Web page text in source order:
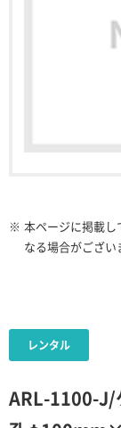
※ 本ページに掲載し
なる場合がござい
ARL-1100-